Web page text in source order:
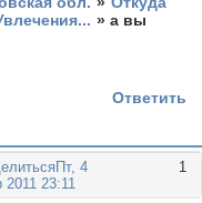
»а вы
Ответить
1
Пт, 4
2011 23:11